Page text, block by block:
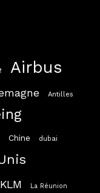
Airbus
Antilles
Chine dubai
KLM La Réunion